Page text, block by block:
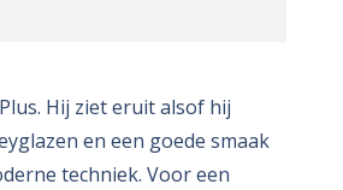
Hij ziet eruit alsof hij
en een goede smaak
techniek. Voor een